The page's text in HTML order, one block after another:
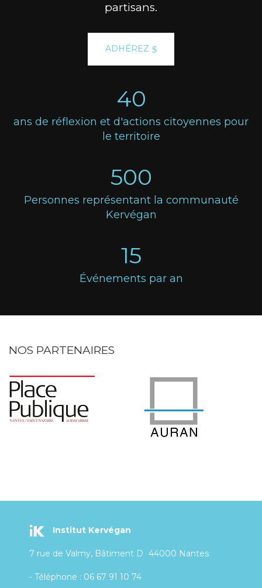
partisans.
ADHÉREZ
40
ans de réflexion et d'actions citoyennes pour
le territoire
500
Personnes représentant la communauté
Kervégan
15
Événements par an
NOS PARTENAIRES
Institut Kervégan
7 rue de Valmy, Bâtiment D 44000 Nantes
- Téléphone : 06 67 91 10 74